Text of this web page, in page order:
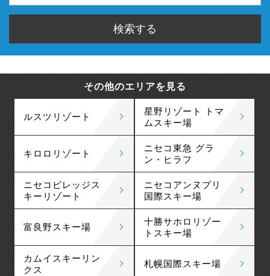
その他のエリアを見る
ルスツリゾート
星野リゾート トマ
ムスキー場
キロロリゾート
ニセコ東急 グラ
ン・ヒラフ
ニセコビレッジス
キーリゾート
ニセコアンヌプリ
国際スキー場
富良野スキー場
十勝サホロリゾー
トスキー場
カムイスキーリン
クス
札幌国際スキー場